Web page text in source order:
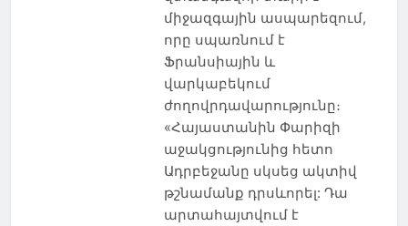
միջազգային ասպարեզում,
որը սպառնում է
Ֆրանսիային և
վարկաբեկում
ժողովրդավարությունը։
«Հայաստանին Փարիզի
աջակցությունից հետո
Ադրբեջանը սկսեց ակտիվ
թշնամանք դրսևորել: Դա
արտահայտվում է